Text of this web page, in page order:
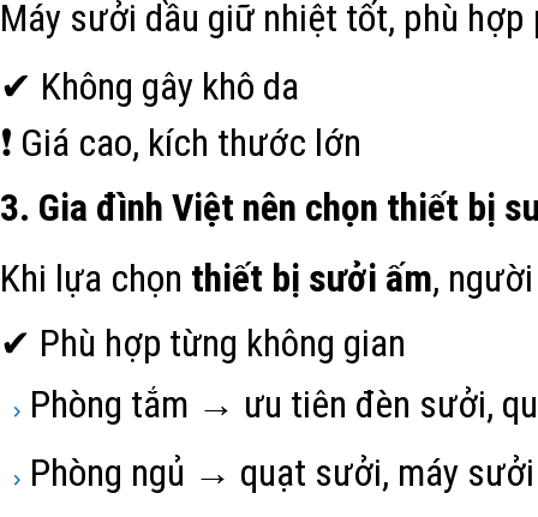
Máy sưởi dầu giữ nhiệt tốt, phù
✔ Không gây khô da
❗ Giá cao, kích thước lớn
3. Gia đình Việt nên chọn thiết bị
Khi lựa chọn thiết bị sưởi ấm,
✔ Phù hợp từng không gian
Phòng tắm → ưu tiên đèn sưởi,
Phòng ngủ → quạt sưởi, máy